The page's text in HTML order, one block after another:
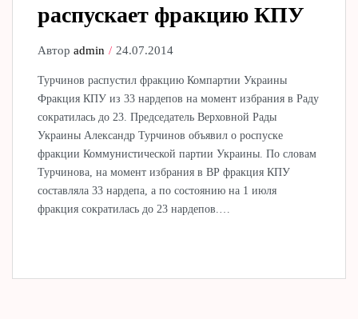
распускает фракцию КПУ
Авторadmin 24.07.2014
Турчинов распустил фракцию Компартии Украины
Фракция КПУ из 33 нардепов на момент избрания в Раду
сократилась до 23. Председатель Верховной Рады
Украины Александр Турчинов объявил о роспуске
фракции Коммунистической партии Украины. По словам
Турчинова, на момент избрания в ВР фракция КПУ
составляла 33 нардепа, а по состоянию на 1 июля
фракция сократилась до 23 нардепов.…